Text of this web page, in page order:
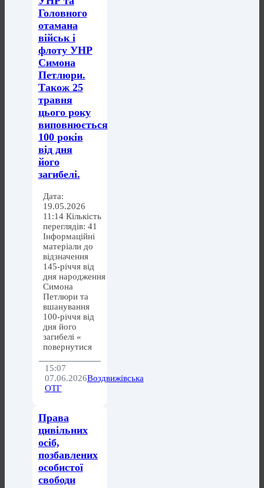
Головного
отамана
військ і
флоту УНР
Симона
Петлюри.
Також 25
травня
цього року
виповнюється
100 років
від дня
його
загибелі.
Дата:
19.05.2026
11:14 Кількість
переглядів: 41
Інформаційні
матеріали до
відзначення
145-річчя від
дня народження
Симона
Петлюри та
вшанування
100-річчя від
дня його
загибелі «
повернутися
15:07
07.06.2026Воздвижівська
ОТГ
Права
цивільних
осіб,
позбавлених
особистої
свободи